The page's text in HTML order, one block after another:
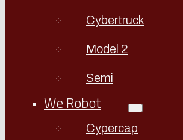
Cybertruck
Model 2
Semi
We Robot
Cypercap